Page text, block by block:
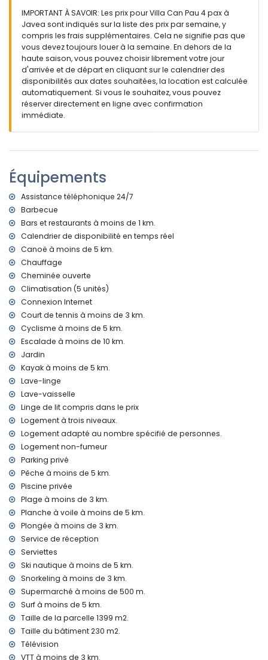
Grand terrain clos
Piscine privée en forme de lagon mesurant 12 m x 4 m et 2 m
de profondeur
Magnifique jardin avec pelouse et arbres, mobilier de jardin
avec transats
3 terrasses, dont 1 couverte
Cuisine extérieure et barbecue
Espace salon extérieur et coin repas extérieur
2 places de parking couvertes privées et 3 places de
parking privées
moins de 3 kilomètres de la villa)
Plage la plus proche : La Granadella, Jávea (à moins de 3
kilomètres de la villa)
Port le plus proche : Puerto Aduanas del Mar, Jávea (à
moins de 5 kilomètres de la villa)
Parc le plus proche : Montgó, Jávea (à moins de 10
kilomètres de la villa)
Aéroport le plus proche : Alicante (à moins de 100
kilomètres de la villa)
Deuxième aéroport le plus proche : Valence (> 100
kilomètres)
Fumer n'est pas permis
Les animaux de compagnie ne sont pas autorisés
L'hébergement est très adapté pour les familles avec
enfants
Installations et services inclus dans le prix de location de la
villa
Internet (WiFi)
Fer et planche à repasser
Linge de lit et serviettes
Service de réception et service d'urgence 24h/24
Chauffage par air et climatisation
Installations et services à supplément
Lit supplémentaire et lit/couchette pour enfants (sur
demande)
Divertissements et activités de loisirs pour vos vacances à
Jávea, Costa Blanca
Discothèque, bar et promenade (Arenal Jávea) (à moins de
5 kilomètres de la maison)
Lieux et culture à Jávea, Costa Blanca
Musée (Histórico de Jávea), ruine (Molinos de Viento,
Jávea) et bâtiment architectural (Histórico de Jávea) (à
moins de 5 kilomètres de l'hébergement)
Église (Virgen de Loreto, Puerto, Jávea), monument (Pueblo
de Jávea, Jávea) et lieu historique (Pueblo de Jávea) (à
moins de 10 kilomètres de l'hébergement)
Château (Portal de la Vila et Dénia) (à moins de 25
kilomètres de l'hébergement)
IMPORTANT À SAVOIR: Les prix pour Villa Can Pau 4 pax à
Javea sont indiqués sur la liste des prix par semaine, y
compris les frais supplémentaires. Cela ne signifie pas que
vous devez toujours louer à la semaine. En dehors de la
haute saison, vous pouvez choisir librement votre jour
d'arrivée et de départ en cliquant sur le calendrier des
disponibilités aux dates souhaitées, la location est calculée
automatiquement. Si vous le souhaitez, vous pouvez
réserver directement en ligne avec confirmation
immédiate.
Équipements
Assistance téléphonique 24/7
Barbecue
Bars et restaurants à moins de 1 km.
Calendrier de disponibilité en temps réel
Canoë à moins de 5 km.
Chauffage
Cheminée ouverte
Climatisation (5 unités)
Connexion Internet
Court de tennis à moins de 3 km.
Cyclisme à moins de 5 km.
Escalade à moins de 10 km.
Jardin
Kayak à moins de 5 km.
Lave-linge
Lave-vaisselle
Linge de lit compris dans le prix
Logement à trois niveaux.
Logement adapté au nombre spécifié de personnes.
Logement non-fumeur
Parking privé
Pêche à moins de 5 km.
Piscine privée
Plage à moins de 3 km.
Planche à voile à moins de 5 km.
Plongée à moins de 3 km.
Service de réception
Serviettes
Ski nautique à moins de 5 km.
Snorkeling à moins de 3 km.
Supermarché à moins de 500 m.
Surf à moins de 5 km.
Taille de la parcelle 1399 m2.
Taille du bâtiment 230 m2.
Télévision
VTT à moins de 3 km.